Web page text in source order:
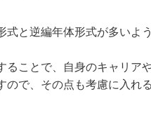
式と逆編年体形式が多いよ
ることで、自身のキャリア
ので、その点も考慮に入れ